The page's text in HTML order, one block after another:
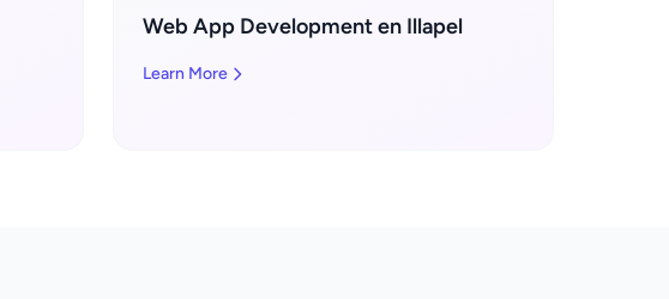
Web App Development en Illapel
Learn More